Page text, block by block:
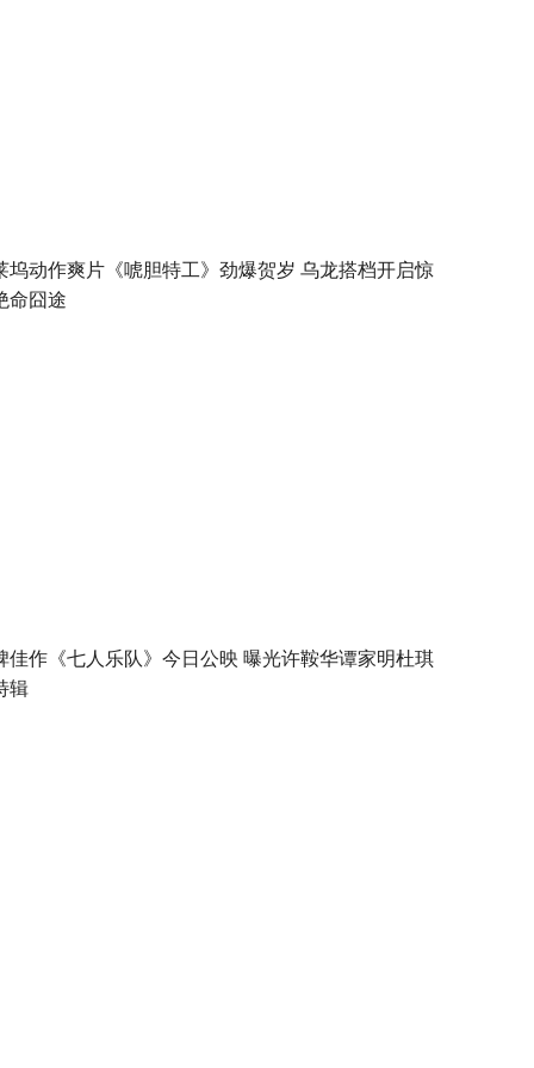
坞动作爽片《唬胆特工》劲爆贺岁 乌龙搭档开启惊
命囧途
佳作《七人乐队》今日公映 曝光许鞍华谭家明杜琪
辑